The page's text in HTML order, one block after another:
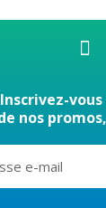
Inscrivez-
nos